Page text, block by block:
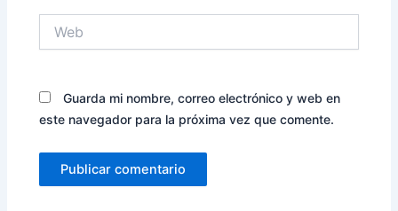
Guarda mi nombre, correo electrónico y web en
este navegador para la próxima vez que comente.